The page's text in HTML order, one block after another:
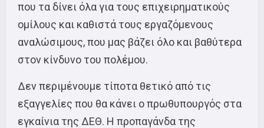
που τα δίνει όλα για τους επιχειρηματικούς
ομίλους και καθιστά τους εργαζόμενους
αναλώσιμους, που μας βάζει όλο και βαθύτερα
στον κίνδυνο του πολέμου.
Δεν περιμένουμε τίποτα θετικό από τις
εξαγγελίες που θα κάνει ο πρωθυπουργός στα
εγκαίνια της ΔΕΘ. Η προπαγάνδα της